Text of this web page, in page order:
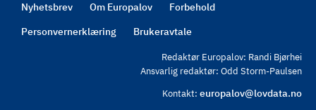
Footer
Nyhetsbrev Om Europalov
Forbehold
Personvernerklæring
Brukeravtale
Redaktør Europalov: Randi Bjørhei
Ansvarlig redaktør: Odd Storm-Paulsen
Kontakt: europalov@lovdata.no